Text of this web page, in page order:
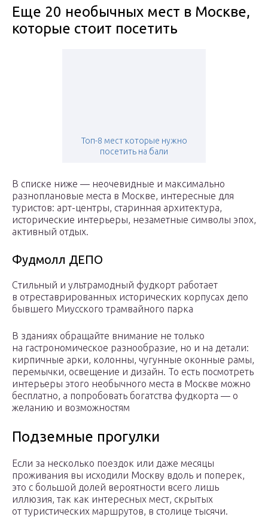
Еще 20 необычных мест в Москве,
которые стоит посетить
Топ-8 мест которые нужно
посетить на бали
В списке ниже — неочевидные и максимально
разноплановые места в Москве, интересные для
туристов: арт-центры, старинная архитектура,
исторические интерьеры, незаметные символы эпох,
активный отдых.
Фудмолл ДЕПО
Стильный и ультрамодный фудкорт работает
в отреставрированных исторических корпусах депо
бывшего Миусского трамвайного парка
В зданиях обращайте внимание не только
на гастрономическое разнообразие, но и на детали:
кирпичные арки, колонны, чугунные оконные рамы,
перемычки, освещение и дизайн. То есть посмотреть
интерьеры этого необычного места в Москве можно
бесплатно, а попробовать богатства фудкорта — о
желанию и возможностям
Подземные прогулки
Если за несколько поездок или даже месяцы
проживания вы исходили Москву вдоль и поперек,
это с большой долей вероятности всего лишь
иллюзия, так как интересных мест, скрытых
от туристических маршрутов, в столице тысячи.